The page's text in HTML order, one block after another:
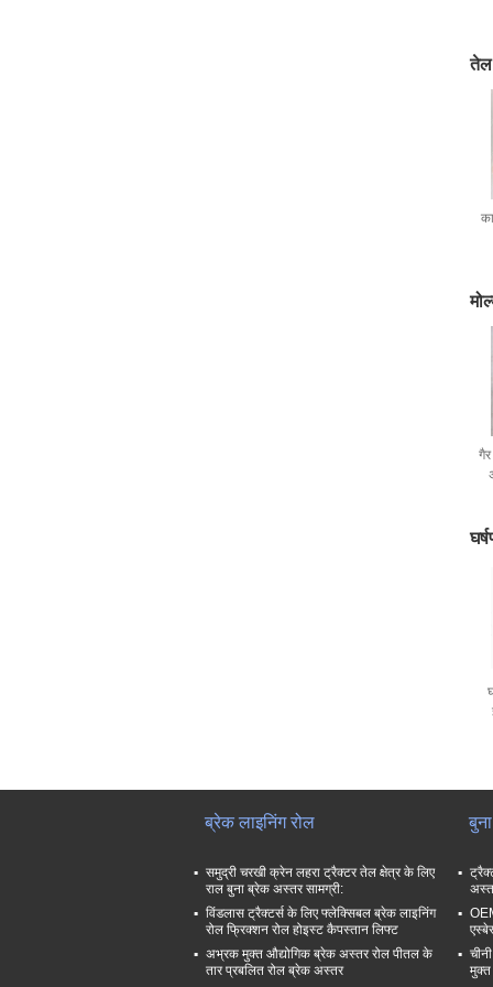
तेल
ब्रेक लाइनिंग रोल
समुद्री चरखी क्रेन लहरा ट्रैक्टर तेल क्षेत्र के लिए
राल बुना ब्रेक अस्तर सामग्री:
विंडलास ट्रैक्टर्स के लिए फ्लेक्सिबल ब्रेक लाइनिंग
रोल फ्रिक्शन रोल होइस्ट कैपस्तान लिफ्ट
अभ्रक मुक्त औद्योगिक ब्रेक अस्तर रोल पीतल के
तार प्रबलित रोल ब्रेक अस्तर
मुक्त